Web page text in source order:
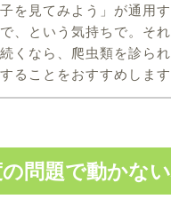
子を見てみよう」が通用
、という気持ちで。そ
くなら、爬虫類を診ら
ることをおすすめします
問題で動かな